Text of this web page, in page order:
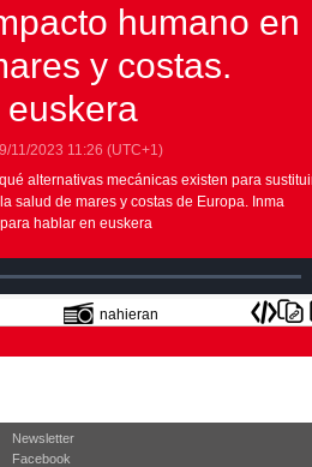
humano en
y costas.
11/2023 11:26 (UTC+1)
alternativas mecánicas existen para
salud de mares y costas de Europa. Inma
hablar en euskera
nahieran
Newsletter
Facebook